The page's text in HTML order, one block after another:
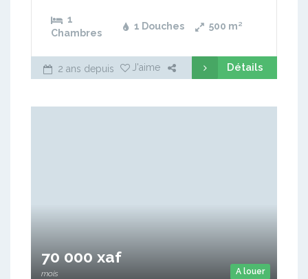
1
Chambres
1 Douches 500 m²
2 ans depuis J'aime Détails
A louer
70 000 xaf
mois